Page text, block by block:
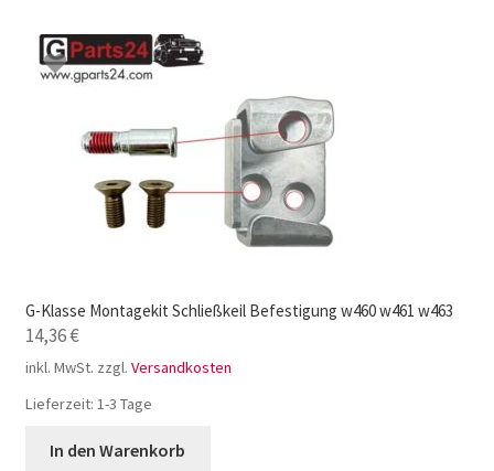
G-Klasse Montagekit Schließkeil Befestigung w460 w461 w463
14,36€
inkl. MwSt. zzgl. Versandkosten
Lieferzeit: 1-3 Tage
In den Warenkorb